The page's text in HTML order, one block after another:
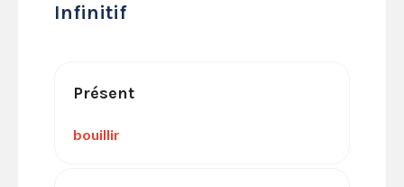
Infinitif
Présent
bouillir